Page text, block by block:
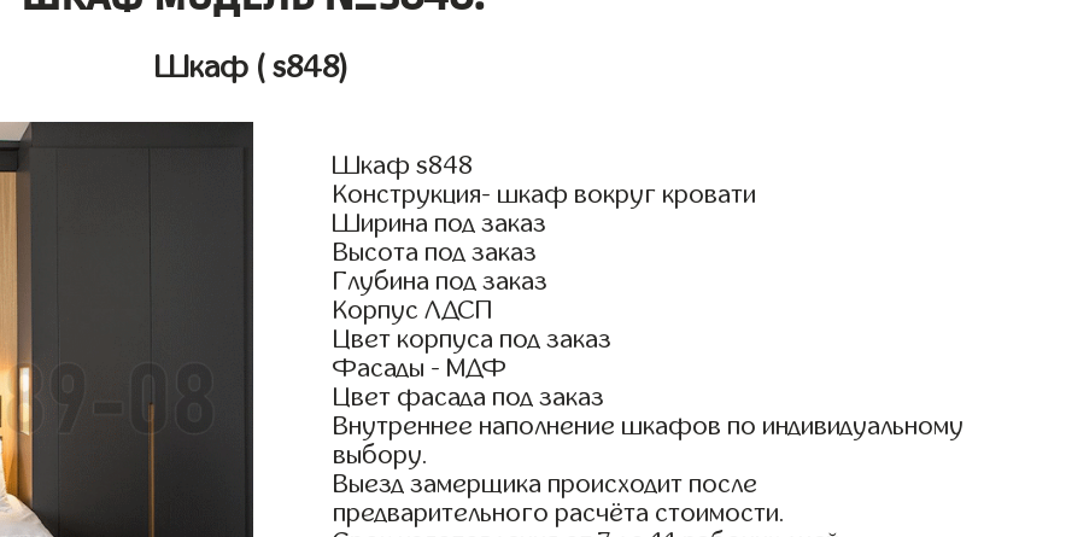
Шкаф ( s848)
Шкаф s848
Конструкция- шкаф вокруг кровати
Ширина под заказ
Высота под заказ
Глубина под заказ
Корпус ЛДСП
Цвет корпуса под заказ
Фасады - МДФ
Цвет фасада под заказ
Внутреннее наполнение шкафов по индивидуальному
выбору.
Выезд замерщика происходит после
предварительного расчёта стоимости.